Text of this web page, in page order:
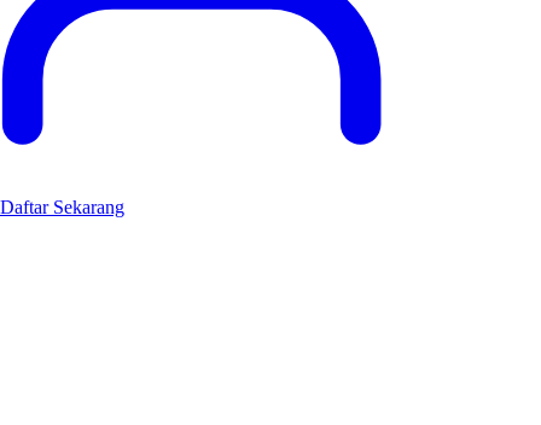
Daftar Sekarang